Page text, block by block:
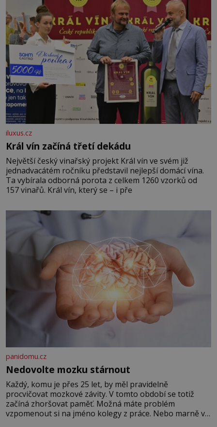
iluxus.cz
Král vín začíná třetí dekádu
Největší český vinařský projekt Král vín ve svém již
jednadvacátém ročníku představil nejlepší domácí vína.
Ta vybírala odborná porota z celkem 1260 vzorků od
157 vinařů. Král vín, který se – i pře
panidomu.cz
Nedovolte mozku stárnout
Každý, komu je přes 25 let, by měl pravidelně
procvičovat mozkové závity. V tomto období se totiž
začíná zhoršovat paměť. Možná máte problém
vzpomenout si na jméno kolegy z práce. Nebo marně v